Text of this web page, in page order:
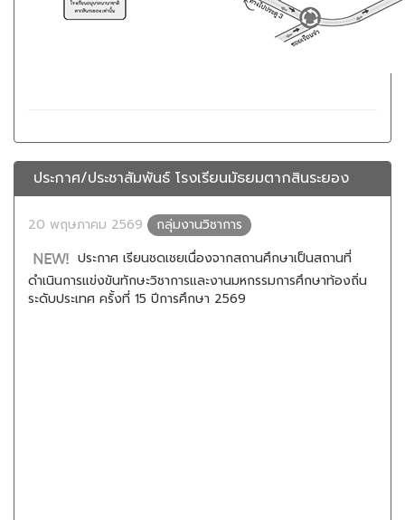
ประกาศ/ประชาสัมพันธ์ โรงเรียนมัธยมตากสินระยอง
20 พฤษภาคม 2569
กลุ่มงานวิชาการ
ประกาศ เรียนชดเชยเนื่องจากสถานศึกษาเป็นสถานที่
ดำเนินการแข่งขันทักษะวิชาการและงานมหกรรมการศึกษาท้องถิ่น
ระดับประเทศ ครั้งที่ 15 ปีการศึกษา 2569